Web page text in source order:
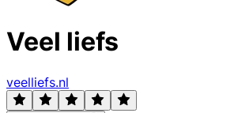
Veel liefs
veelliefs.nl